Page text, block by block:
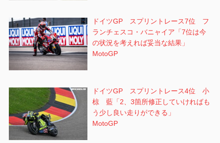
ドイツGP スプリントレース7位 フ
ランチェスコ・バニャイア「7位は今
の状況を考えれば妥当な結果」
MotoGP
ドイツGP スプリントレース4位 小
椋 藍「2、3箇所修正していければも
う少し良い走りができる」
MotoGP